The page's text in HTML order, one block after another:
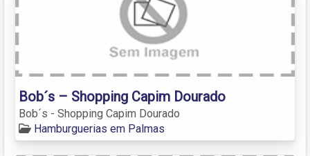
Bob´s – Shopping Capim Dourado
Bob´s - Shopping Capim Dourado
Hamburguerias em Palmas